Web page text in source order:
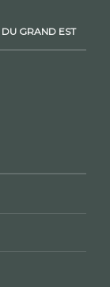
GRAND EST